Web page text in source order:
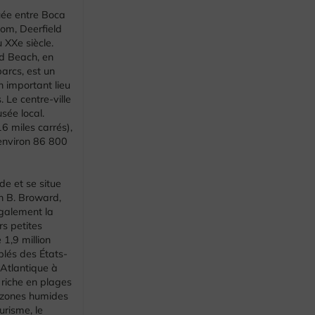
entre Boca
Deerfield
siècle.
Beach, en
est un
important lieu
Le centre-ville
local.
miles carrés),
86 800
et se situe
B. Broward,
la
petites
1,9 million
des États-
à
en plages
humides
le